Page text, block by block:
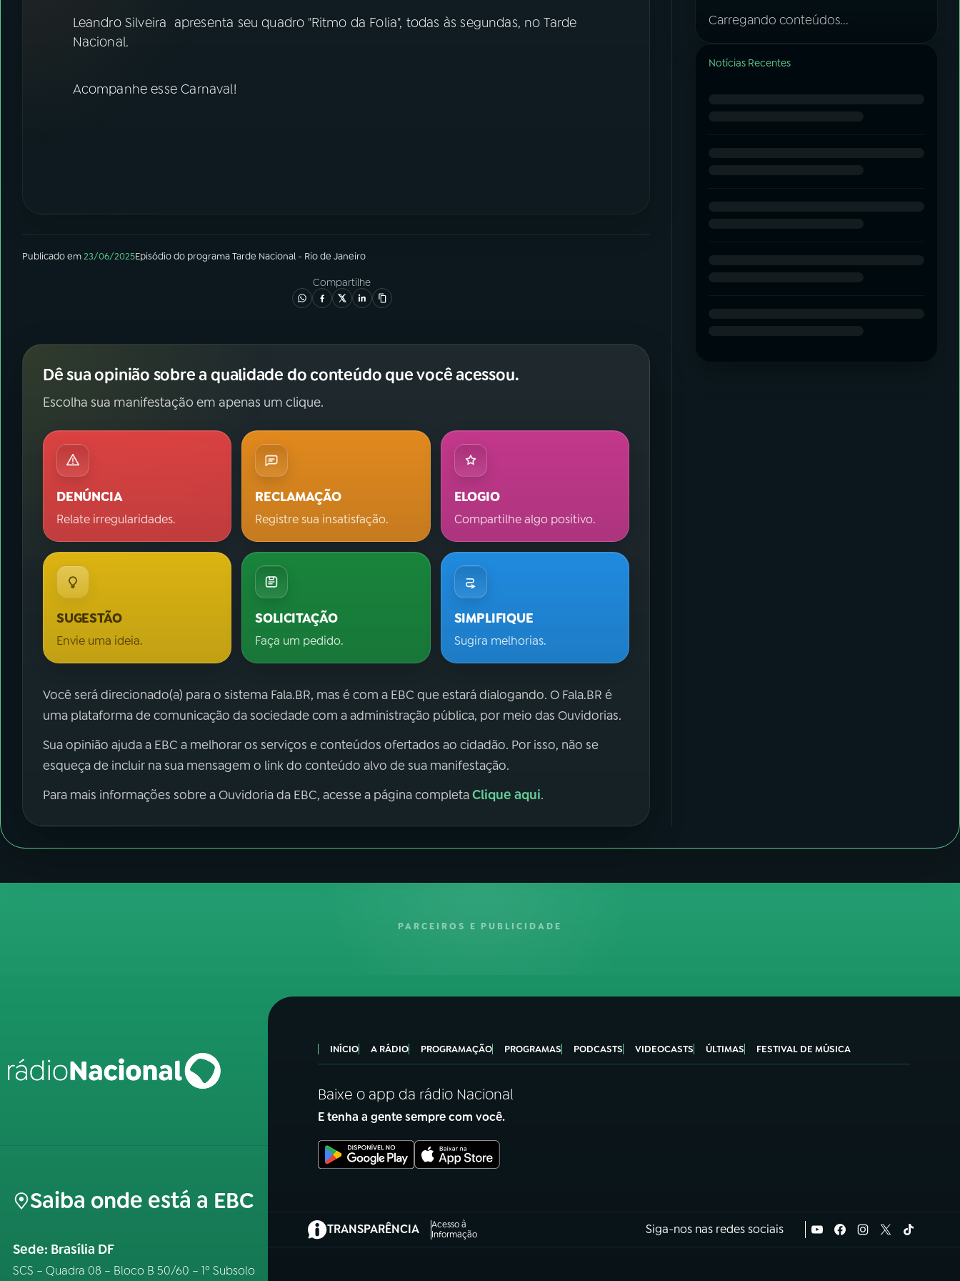
FESTIVAL DE MÚSICA
ACOMPANHE A RÁDIO NACIONAL
Leandro Silveira apresenta seu quadro "Ritmo da Folia", todas às segundas, no Tarde
Nacional.
Acompanhe esse Carnaval!
Publicado em23/06/2025Episódiodo programaTarde Nacional - Rio de Janeiro
Compartilhe
Dê sua opinião sobre a qualidade do conteúdo que você acessou.
Escolha sua manifestação em apenas um clique.
DENÚNCIA
Relate irregularidades.
RECLAMAÇÃO
Registre sua insatisfação.
ELOGIO
Compartilhe algo positivo.
SUGESTÃO
Envie uma ideia.
SOLICITAÇÃO
Faça um pedido.
SIMPLIFIQUE
Sugira melhorias.
Você será direcionado(a) para o sistema Fala.BR, mas é com a EBC que estará dialogando. O Fala.BR é
uma plataforma de comunicação da sociedade com a administração pública, por meio das Ouvidorias.
Sua opinião ajuda a EBC a melhorar os serviços e conteúdos ofertados ao cidadão. Por isso, não se
esqueça de incluir na sua mensagem o link do conteúdo alvo de sua manifestação.
Para mais informações sobre a Ouvidoria da EBC, acesse a página completaClique aqui.
Carregando conteúdos...
Notícias Recentes
PARCEIROS E PUBLICIDADE
Saiba onde está a EBC
Sede: Brasília DF
SCS – Quadra 08 – Bloco B 50/60 – 1º Subsolo
INÍCIO A RÁDIO PROGRAMAÇÃO PROGRAMAS PODCASTS VIDEOCASTS ÚLTIMAS FESTIVAL DE MÚSICA
Baixe o app da rádio Nacional
E tenha a gente sempre com você.
TRANSPARÊNCIA
Acesso à
Informação
(abre em nova aba) Siga-nos nas redes sociais